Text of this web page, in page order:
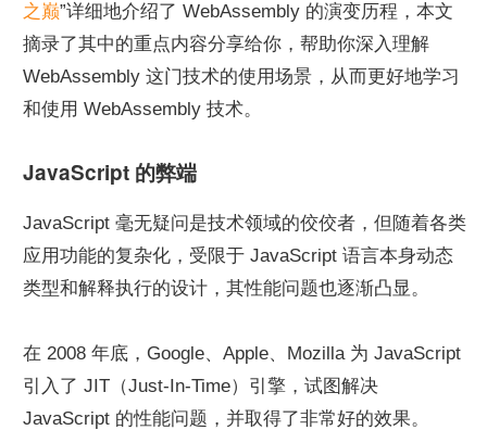
之巅”详细地介绍了 WebAssembly 的演变历程，本文
摘录了其中的重点内容分享给你，帮助你深入理解
WebAssembly 这门技术的使用场景，从而更好地学习
和使用 WebAssembly 技术。
JavaScript 的弊端
JavaScript 毫无疑问是技术领域的佼佼者，但随着各类
应用功能的复杂化，受限于 JavaScript 语言本身动态
类型和解释执行的设计，其性能问题也逐渐凸显。
在 2008 年底，Google、Apple、Mozilla 为 JavaScript
引入了 JIT（Just-In-Time）引擎，试图解决
JavaScript 的性能问题，并取得了非常好的效果。